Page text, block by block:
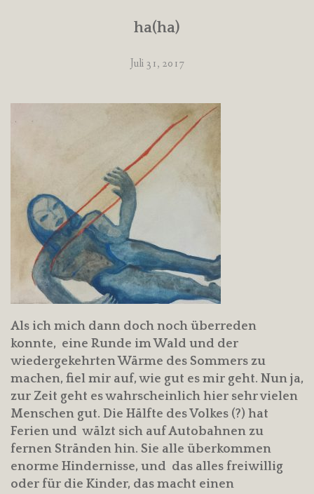
ha(ha)
Juli 31, 2017
Als ich mich dann doch noch überreden
konnte, eine Runde im Wald und der
wiedergekehrten Wärme des Sommers zu
machen, fiel mir auf, wie gut es mir geht. Nun ja,
zur Zeit geht es wahrscheinlich hier sehr vielen
Menschen gut. Die Hälfte des Volkes (?) hat
Ferien und wälzt sich auf Autobahnen zu
fernen Stränden hin. Sie alle überkommen
enorme Hindernisse, und das alles freiwillig
oder für die Kinder, das macht einen